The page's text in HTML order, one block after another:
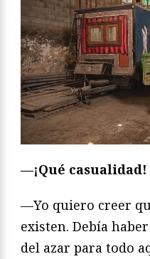
—¡Qué casualidad!
—Yo quiero creer
existen. Debía
del azar para todo